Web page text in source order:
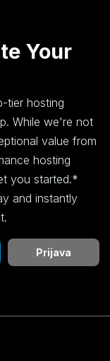
Your
tier hosting
While we're not
value from
hosting
you started.*
and instantly
Prijava